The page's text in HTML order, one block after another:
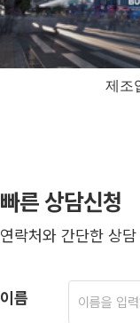
제조
빠른 상담신청
연락처와 간단한 상
이름